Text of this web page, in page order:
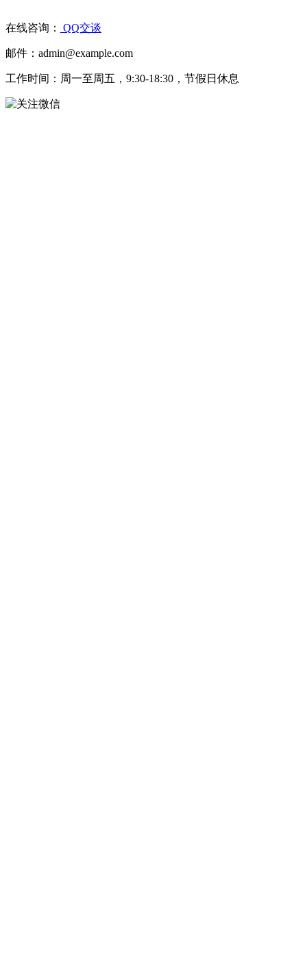
在线咨询： QQ交谈
邮件：admin@example.com
工作时间：周一至周五，9:30-18:30，节假日休息